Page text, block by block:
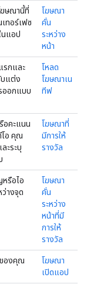
ษณานี้ที่
ทอร์เฟซ
นแอป
โฆษณา
คั่น
ระหว่าง
หน้า
รกและ
บแต่ง
ออกแบบ
โหลด
โฆษณาเน
ทีฟ
อคะแนน
โอ คุณ
ะระบุ
โฆษณาที่
มีการให้
รางวัล
หรือไอ
างจุด
โฆษณา
คั่น
ระหว่าง
หน้าที่มี
การให้
รางวัล
ของคุณ
โฆษณา
เปิดแอป